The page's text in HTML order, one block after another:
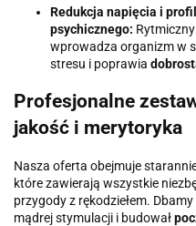
Redukcja napięcia i
psychicznego:
wprowadza organizm w
stresu i poprawia
Profesjonalne
jakość i merytoryka
Nasza oferta obejmuje
które zawierają wszystkie
przygody z rękodziełem.
mądrej stymulacji i budował